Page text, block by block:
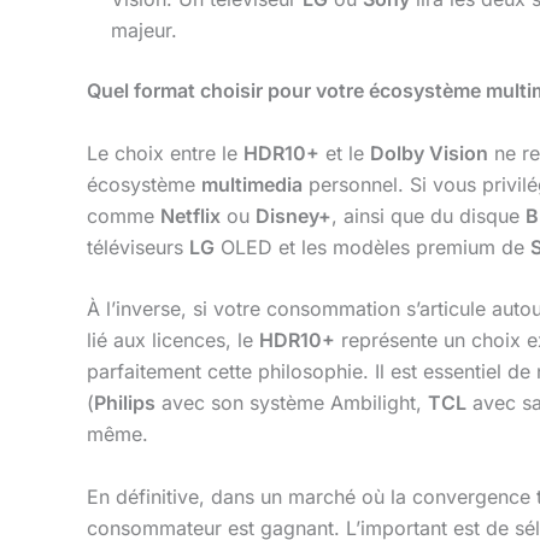
majeur.
Quel format choisir pour votre écosystème
Le choix entre le HDR10+ et le Dolby Vision ne
écosystème multimedia personnel. Si vous
comme Netflix ou Disney+, ainsi que du disque
téléviseurs LG OLED et les modèles premium de
À l’inverse, si votre consommation s’articule
lié aux licences, le HDR10+ représente un choix
parfaitement cette philosophie. Il est essentiel
(Philips avec son système Ambilight, TCL avec
même.
En définitive, dans un marché où la
consommateur est gagnant. L’important est de